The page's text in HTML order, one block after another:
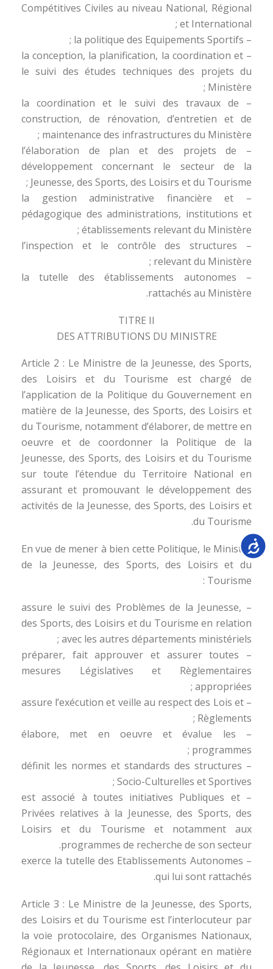
Compétitives Civiles au niveau National, Régional
et International ;
– la politique des Equipements Sportifs ;
– la conception, la planification, la coordination et
le suivi des études techniques des projets du
Ministère ;
– la coordination et le suivi des travaux de
construction, de rénovation, d’entretien et de
maintenance des infrastructures du Ministère ;
– l’élaboration de plan et des projets de
développement concernant le secteur de la
Jeunesse, des Sports, des Loisirs et du Tourisme ;
– la gestion administrative financière et
pédagogique des administrations, institutions et
établissements relevant du Ministère ;
– l’inspection et le contrôle des structures
relevant du Ministère ;
– la tutelle des établissements autonomes
rattachés au Ministère.
TITRE II
DES ATTRIBUTIONS DU MINISTRE
Article 2 : Le Ministre de la Jeunesse, des Sports,
des Loisirs et du Tourisme est chargé de
l’application de la Politique du Gouvernement en
matière de la Jeunesse, des Sports, des Loisirs et
du Tourisme, notamment d’élaborer, de mettre en
oeuvre et de coordonner la Politique de la
Jeunesse, des Sports, des Loisirs et du Tourisme
sur toute l’étendue du Territoire National en
assurant et promouvant le développement des
activités de la Jeunesse, des Sports, des Loisirs et
du Tourisme.
En vue de mener à bien cette Politique, le Ministre
de la Jeunesse, des Sports, des Loisirs et du
Tourisme :
– assure le suivi des Problèmes de la Jeunesse,
des Sports, des Loisirs et du Tourisme en relation
avec les autres départements ministériels ;
– préparer, fait approuver et assurer toutes
mesures Législatives et Règlementaires
appropriées ;
– assure l’exécution et veille au respect des Lois et
Règlements ;
– élabore, met en oeuvre et évalue les
programmes ;
– définit les normes et standards des structures
Socio-Culturelles et Sportives ;
– est associé à toutes initiatives Publiques et
Privées relatives à la Jeunesse, des Sports, des
Loisirs et du Tourisme et notamment aux
programmes de recherche de son secteur.
– exerce la tutelle des Etablissements Autonomes
qui lui sont rattachés.
Article 3 : Le Ministre de la Jeunesse, des Sports,
des Loisirs et du Tourisme est l’interlocuteur par
la voie protocolaire, des Organismes Nationaux,
Régionaux et Internationaux opérant en matière